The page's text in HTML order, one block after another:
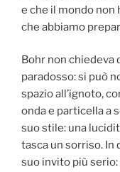
e che il mondo non
che abbiamo
Bohr non chiedeva
paradosso: si può
spazio all’ignoto,
onda e particella a
suo stile: una
tasca un sorriso. In
suo invito più